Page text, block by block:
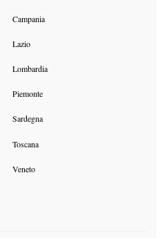
Campania
Lazio
Lombardia
Piemonte
Sardegna
Toscana
Veneto